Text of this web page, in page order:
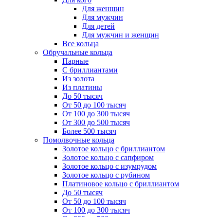
Для женщин
Для мужчин
Для детей
Для мужчин и женщин
Все кольца
Обручальные кольца
Парные
С бриллиантами
Из золота
Из платины
До 50 тысяч
От 50 до 100 тысяч
От 100 до 300 тысяч
От 300 до 500 тысяч
Более 500 тысяч
Помолвочные кольца
Золотое кольцо с бриллиантом
Золотое кольцо с сапфиром
Золотое кольцо с изумрудом
Золотое кольцо с рубином
Платиновое кольцо с бриллиантом
До 50 тысяч
От 50 до 100 тысяч
От 100 до 300 тысяч